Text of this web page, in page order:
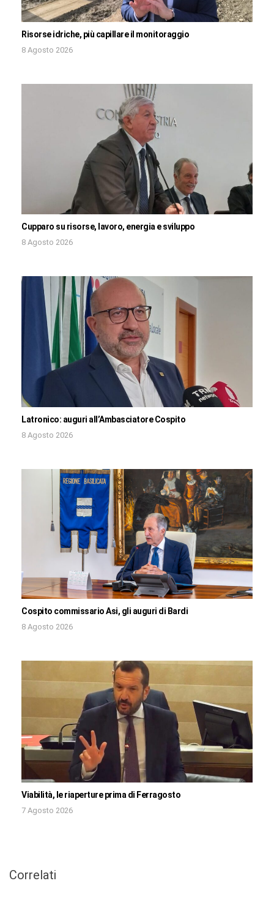
Risorse idriche, più capillare il monitoraggio
8 Agosto 2026
Cupparo su risorse, lavoro, energia e sviluppo
8 Agosto 2026
Latronico: auguri all’Ambasciatore Cospito
8 Agosto 2026
Cospito commissario Asi, gli auguri di Bardi
8 Agosto 2026
Viabilità, le riaperture prima di Ferragosto
7 Agosto 2026
Correlati